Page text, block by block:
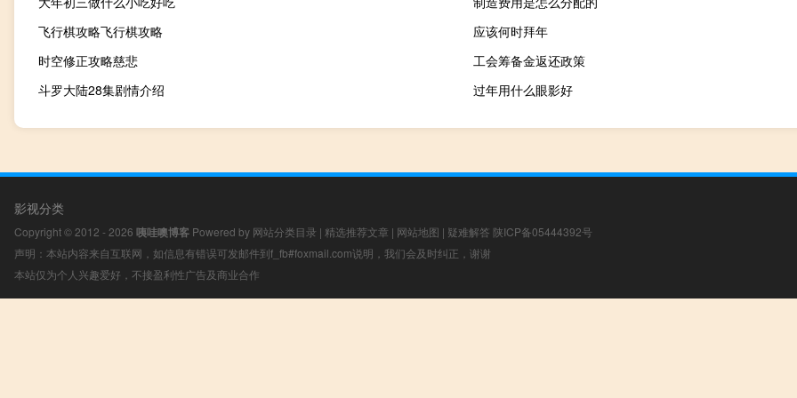
飞行棋攻略飞行棋攻略
应该何时拜年
时空修正攻略慈悲
工会筹备金返还政策
斗罗大陆28集剧情介绍
过年用什么眼影好
影视分类
Copyright © 2012 - 2026 咦哇噢博客 Powered by 网站分类目录 | 精选推荐文章 | 网站地图 | 疑难解答 陕ICP备05444392号
声明：本站内容来自互联网，如信息有错误可发邮件到f_fb#foxmail.com说明，我们会及时纠正，谢谢
本站仅为个人兴趣爱好，不接盈利性广告及商业合作